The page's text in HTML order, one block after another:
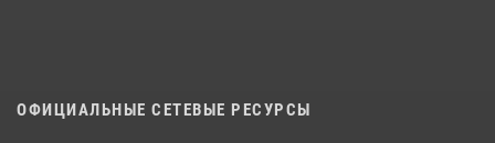
ОФИЦИАЛЬНЫЕ СЕТЕВЫЕ РЕСУРСЫ